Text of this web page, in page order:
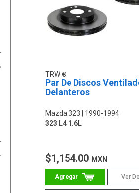
TRW
Par De Discos
Delanteros
Mazda 323
1990-1994
323 L4 1.6L
$1,154.00 MXN
Ver